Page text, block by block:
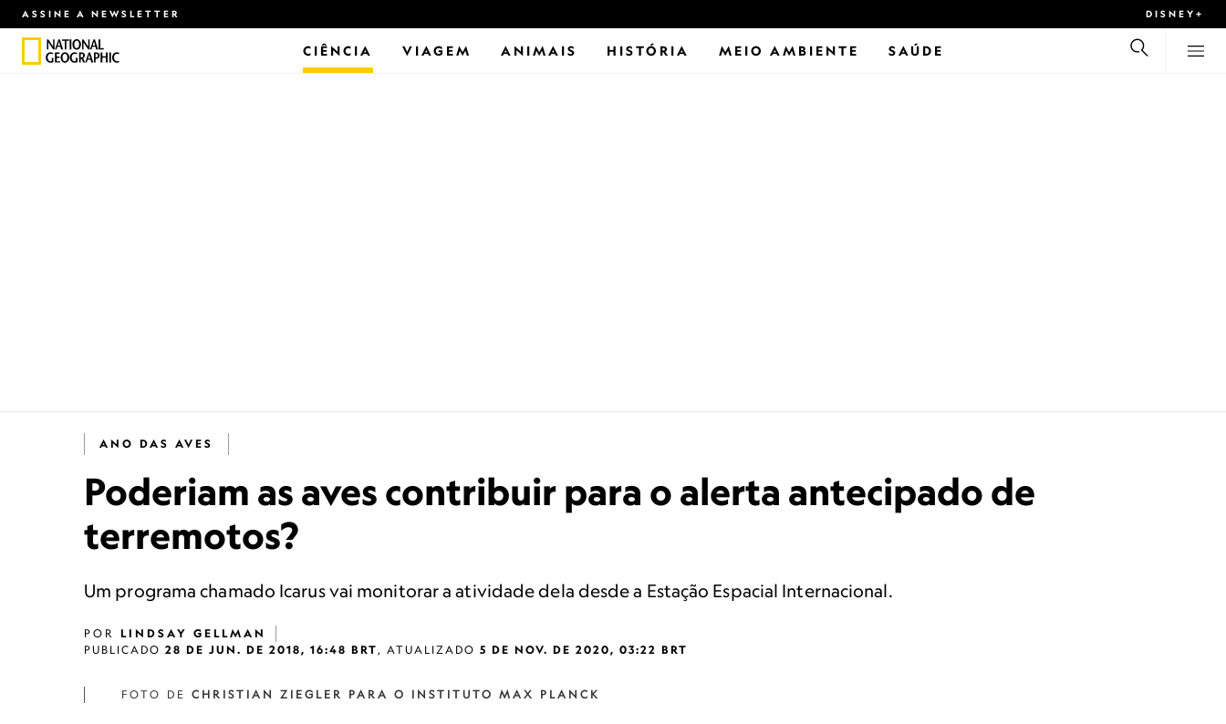
ASSINE A NEWSLETTER DISNEY+
CIÊNCIA VIAGEM ANIMAIS HISTÓRIA MEIO AMBIENTE SAÚDE
ANO DAS AVES
Poderiam as aves contribuir para o alerta antecipado de
terremotos?
Um programa chamado Icarus vai monitorar a atividade dela desde a Estação Espacial Internacional.
POR LINDSAY GELLMAN
PUBLICADO 28 DE JUN. DE 2018, 16:48 BRT, ATUALIZADO 5 DE NOV. DE 2020, 03:22 BRT
FOTO DE CHRISTIAN ZIEGLER PARA O INSTITUTO MAX PLANCK